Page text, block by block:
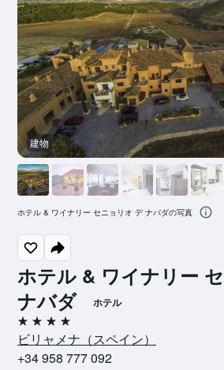
ホテル & ワイナリー
ナバダ
ホテル
4つ星
ビリャメナ​（スペイン​）​
+34 958 777 092
建物
ホテル & ワイナリー セニョリオ デ ナバダの写真